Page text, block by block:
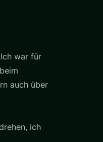
war für
auch über
ich